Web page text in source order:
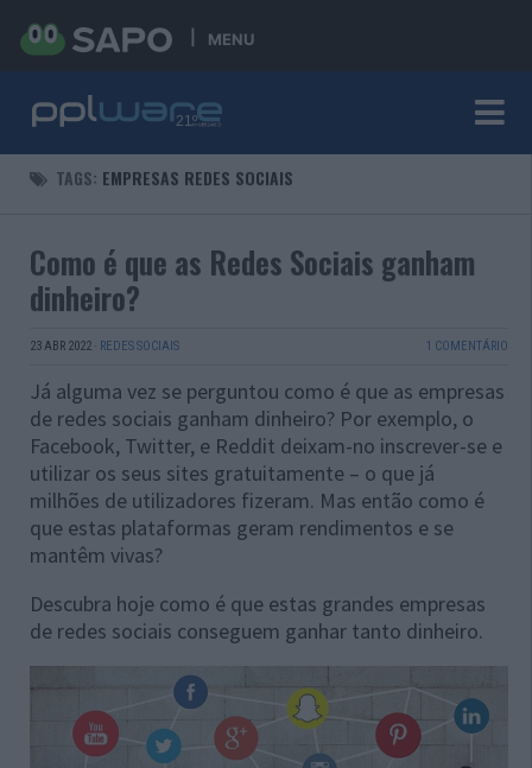
MENU
TAGS: EMPRESAS REDES SOCIAIS
Como é que as Redes Sociais ganham
dinheiro?
23 ABR 2022 · REDES SOCIAIS 1 COMENTÁRIO
Já alguma vez se perguntou como é que as empresas
de redes sociais ganham dinheiro? Por exemplo, o
Facebook, Twitter, e Reddit deixam-no inscrever-se e
utilizar os seus sites gratuitamente – o que já
milhões de utilizadores fizeram. Mas então como é
que estas plataformas geram rendimentos e se
mantêm vivas?
Descubra hoje como é que estas grandes empresas
de redes sociais conseguem ganhar tanto dinheiro.